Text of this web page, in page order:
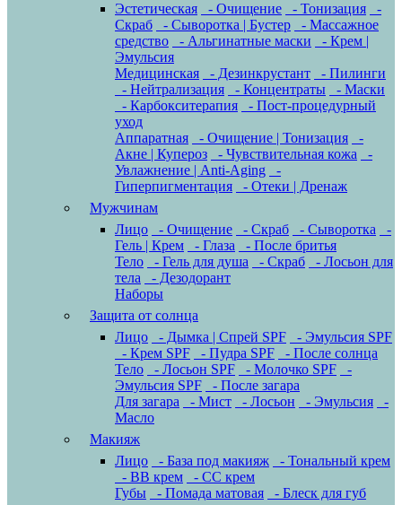
Эстетическая
- Очищение - Тонизация
-
Скраб
- Сыворотка | Бустер
- Массажное
средство
- Альгинатные маски
- Крем |
Эмульсия
Медицинская
- Дезинкрустант
- Пилинги
- Нейтрализация
- Концентраты
- Маски
- Карбокситерапия
- Пост-процедурный
уход
Аппаратная
- Очищение | Тонизация
-
Акне | Купероз
- Чувствительная кожа
-
Увлажнение | Anti-Aging
-
Гиперпигментация
- Отеки | Дренаж
Мужчинам
Лицо
- Очищение - Скраб - Сыворотка
-
Гель | Крем
- Глаза
- После бритья
Тело
- Гель для душа - Скраб
- Лосьон для
тела
- Дезодорант
Наборы
Защита от солнца
Лицо
- Дымка | Спрей SPF
- Эмульсия SPF
- Крем SPF
- Пудра SPF
- После солнца
Тело
- Лосьон SPF - Молочко SPF
-
Эмульсия SPF
- После загара
Для загара
- Мист - Лосьон - Эмульсия
-
Масло
Макияж
Лицо
- База под макияж
- Тональный крем
- BB крем
- CC крем
Губы
- Помада матовая
- Блеск для губ